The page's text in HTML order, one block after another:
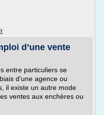
d’une vente
entre particuliers se
d'une agence ou
il existe un autre mode
ventes aux enchères ou